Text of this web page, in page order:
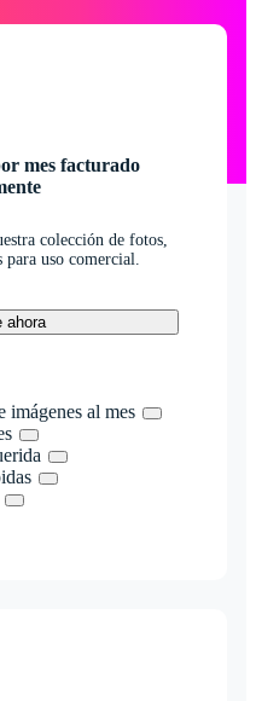
mes facturado
colección de fotos,
uso comercial.
ahora
imágenes al mes